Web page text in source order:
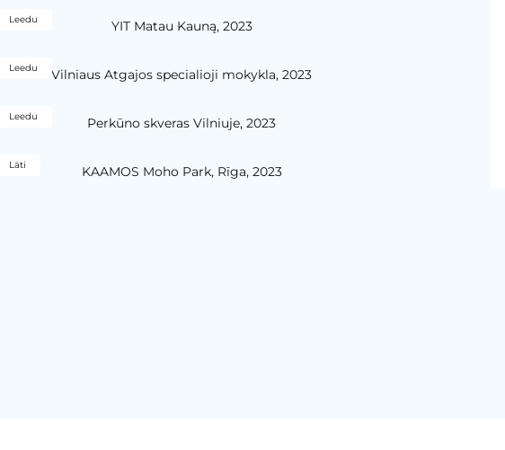
Leedu YIT Matau Kauną, 2023
Leedu Vilniaus Atgajos specialioji mokykla, 2023
Leedu Perkūno skveras Vilniuje, 2023
Läti KAAMOS Moho Park, Rīga, 2023